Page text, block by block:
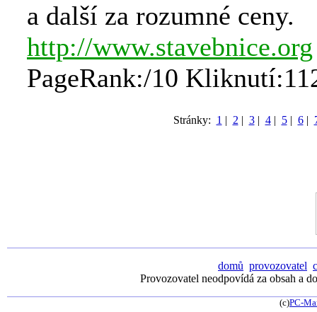
a další za rozumné ceny.
http://www.stavebnice.org
PageRank:/10
Stránky: 1 | 2 | 3| 4| 5| 6|
domů provozovatel
Provozovatel neodpovídá za obsah a
(c)PC-